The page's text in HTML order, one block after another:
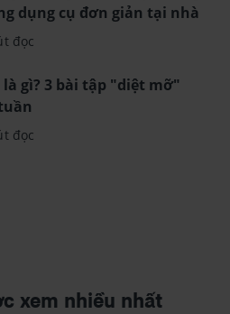
dụng cụ đơn giản tại nhà
đọc
là gì? 3 bài tập "diệt mỡ"
đọc
xem nhiều nhất